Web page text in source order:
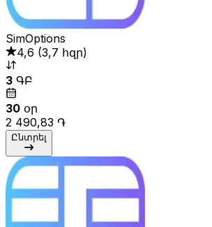
SimOptions
4,6 (3,7 հզր)
3 ԳԲ
30 օր
2 490,83 ֏
Ընտրել